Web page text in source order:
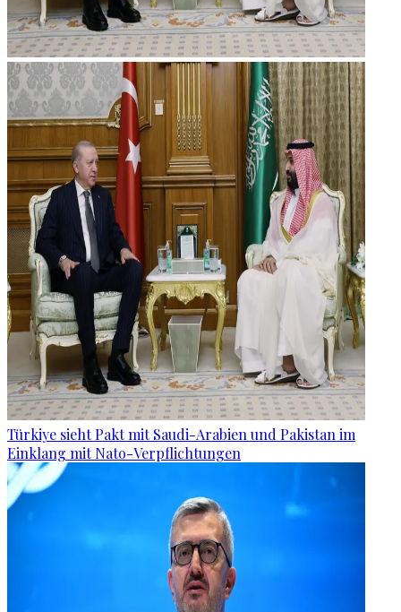
Türkiye sieht Pakt mit Saudi-Arabien und Pakistan im
Einklang mit Nato-Verpflichtungen